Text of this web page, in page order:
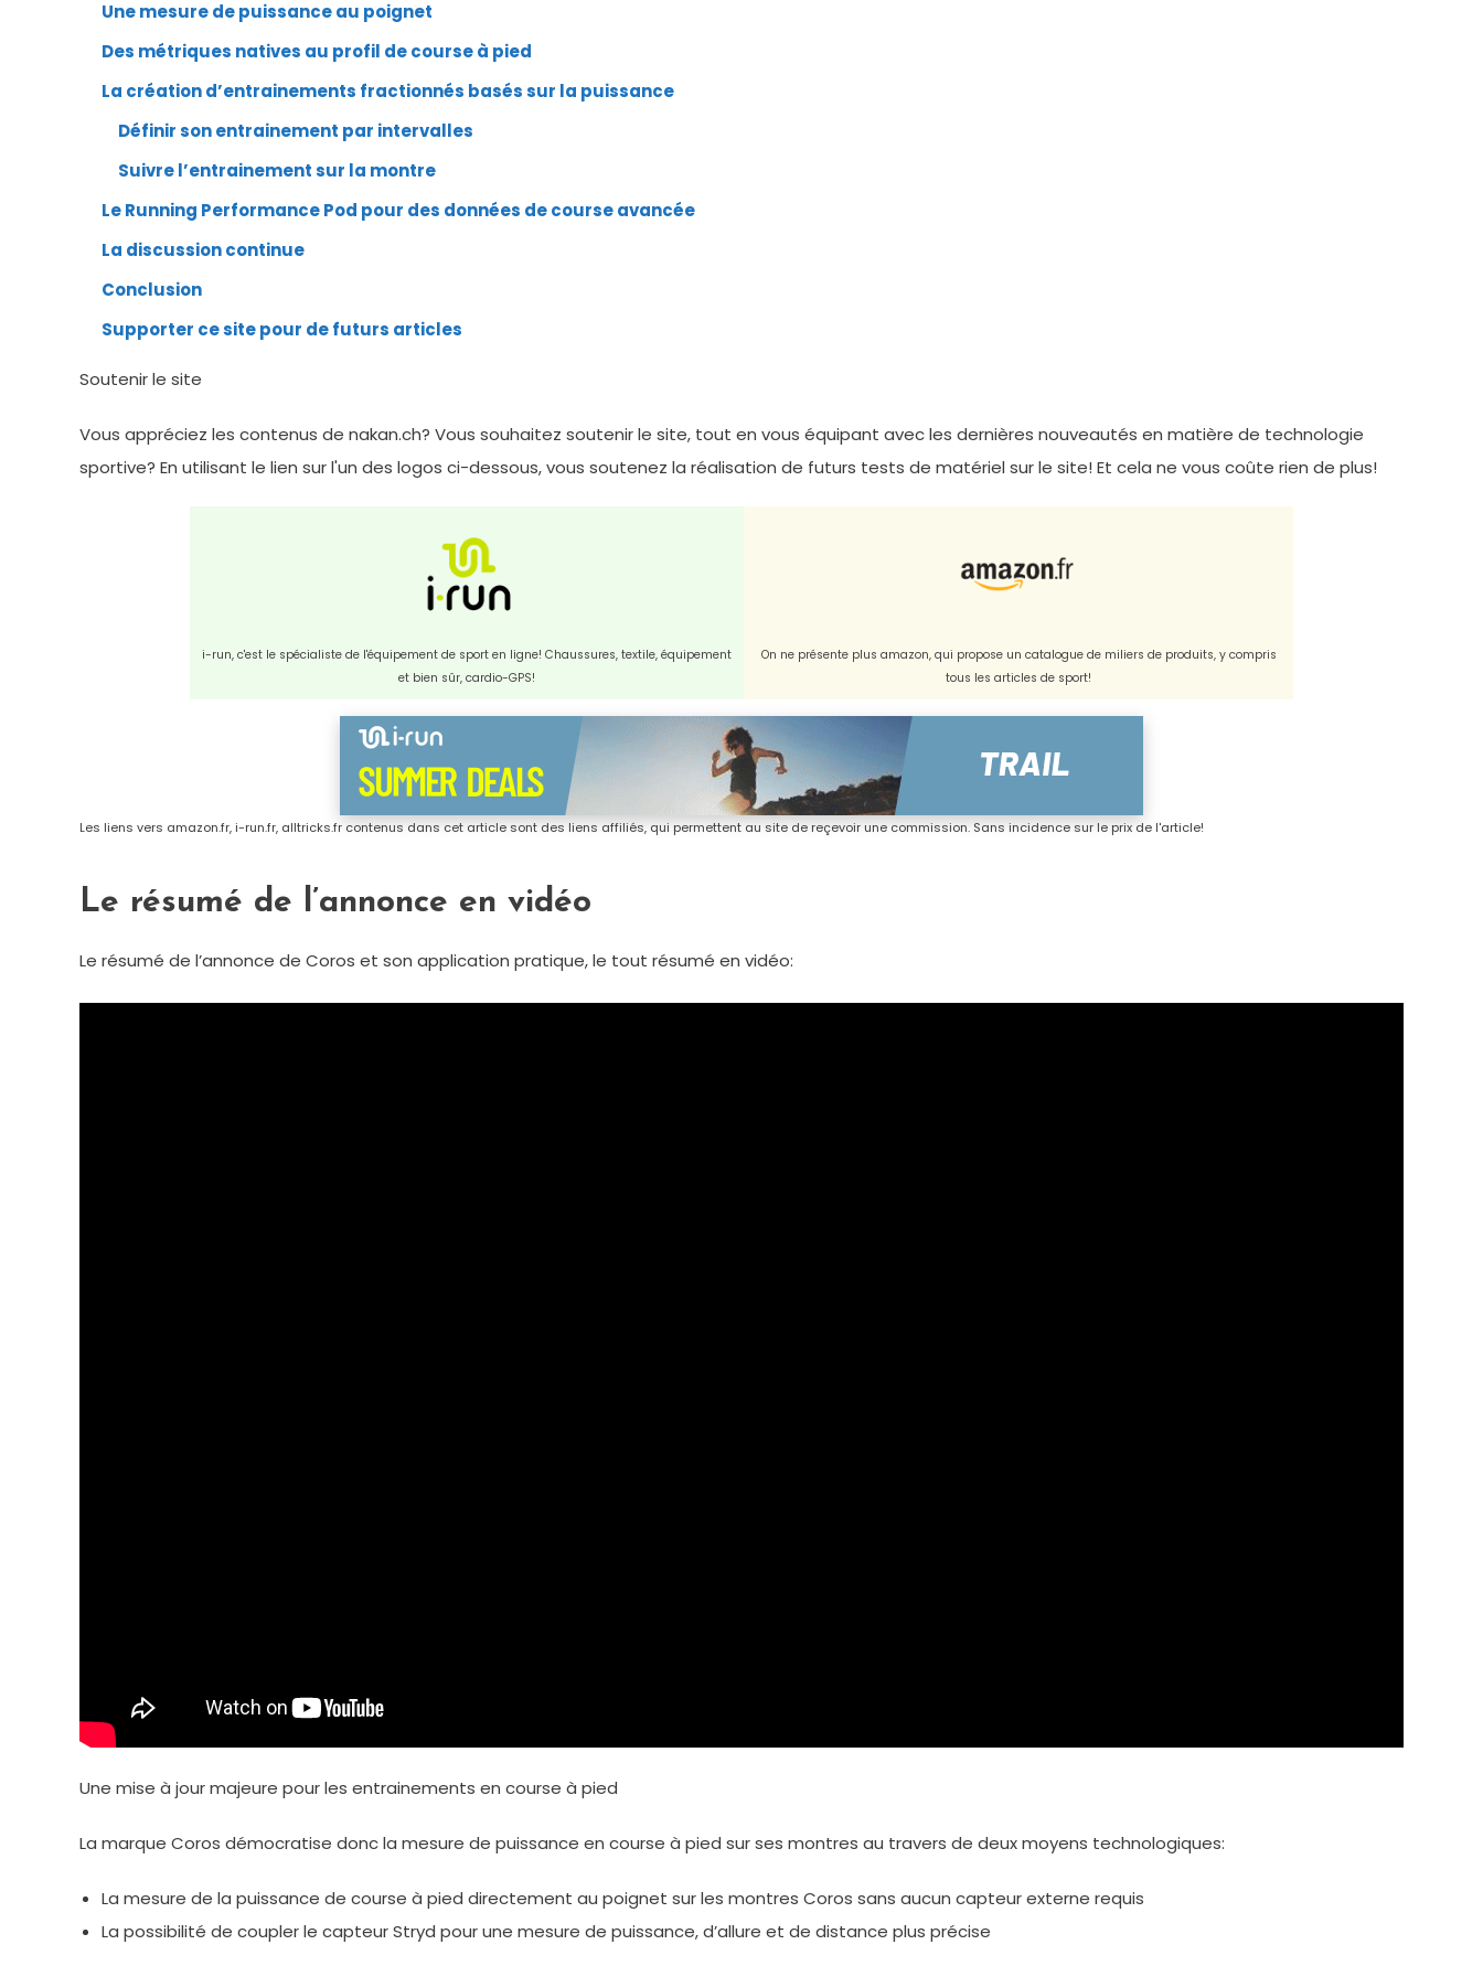
Une mesure de puissance au poignet
Des métriques natives au profil de course à pied
La création d’entrainements fractionnés basés sur la puissance
Définir son entrainement par intervalles
Suivre l’entrainement sur la montre
Le Running Performance Pod pour des données de course avancée
La discussion continue
Conclusion
Supporter ce site pour de futurs articles
Soutenir le site
Vous appréciez les contenus de nakan.ch? Vous souhaitez soutenir le site, tout en vous équipant avec les dernières nouveautés en matière de technologie
sportive? En utilisant le lien sur l'un des logos ci-dessous, vous soutenez la réalisation de futurs tests de matériel sur le site! Et cela ne vous coûte rien de plus!
i-run, c'est le spécialiste de l'équipement de sport en ligne! Chaussures, textile, équipement
et bien sûr, cardio-GPS!
On ne présente plus amazon, qui propose un catalogue de miliers de produits, y compris
tous les articles de sport!
Les liens vers amazon.fr, i-run.fr, alltricks.fr contenus dans cet article sont des liens affiliés, qui permettent au site de reçevoir une commission. Sans incidence sur le prix de l'article!
Le résumé de l’annonce en vidéo
Le résumé de l’annonce de Coros et son application pratique, le tout résumé en vidéo:
Une mise à jour majeure pour les entrainements en course à pied
La marque Coros démocratise donc la mesure de puissance en course à pied sur ses montres au travers de deux moyens technologiques:
La mesure de la puissance de course à pied directement au poignet sur les montres Coros sans aucun capteur externe requis
La possibilité de coupler le capteur Stryd pour une mesure de puissance, d’allure et de distance plus précise